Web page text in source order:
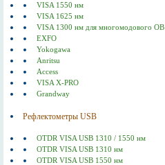
VISA 1550 нм
VISA 1625 нм
VISA 1300 нм для многомодового ОВ
EXFO
Yokogawa
Anritsu
Access
VISA X-PRO
Grandway
Рефлектометры USB
OTDR VISA USB 1310 / 1550 нм
OTDR VISA USB 1310 нм
OTDR VISA USB 1550 нм